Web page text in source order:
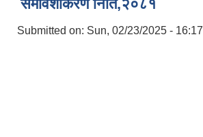
समावेशीकरण निति,२०८१
Submitted on: Sun, 02/23/2025 - 16:17